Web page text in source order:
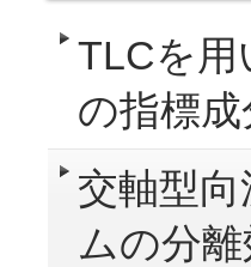
TLCを用
の指標
交軸型
ムの分